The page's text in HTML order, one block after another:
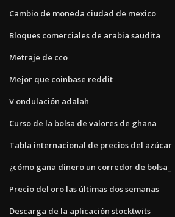
Cambio de moneda ciudad de mexico
Bloques comerciales de arabia saudita
Metraje de cco
Mejor que coinbase reddit
V ondulación adalah
Curso de la bolsa de valores de ghana
Tabla internacional de precios del azúcar
¿cómo gana dinero un corredor de bolsa_
Precio del oro las últimas dos semanas
Descarga de la aplicación stocktwits